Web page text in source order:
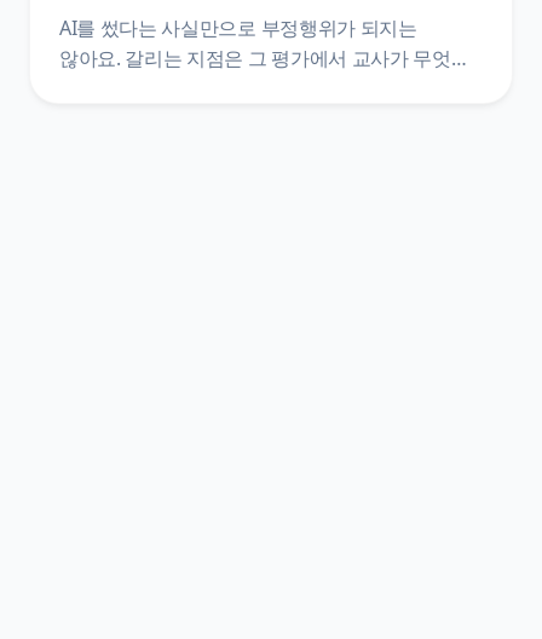
AI를 썼다는 사실만으로 부정행위가 되지는
않아요. 갈리는 지점은 그 평가에서 교사가 무엇을